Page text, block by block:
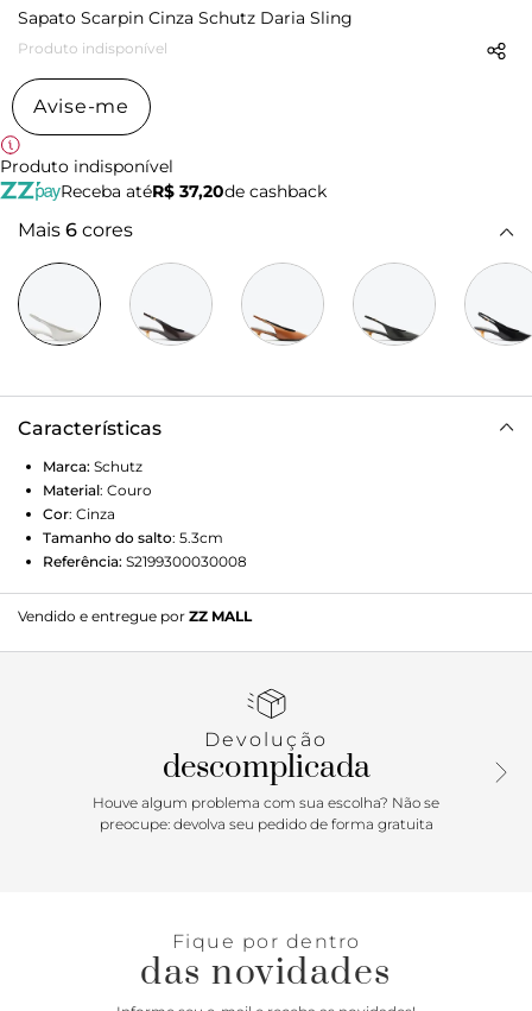
Sapato Scarpin Cinza Schutz Daria Sling
Produto indisponível
Avise-me
Produto indisponível
Receba atéR$ 37,20de cashback
Mais 6 cores
Características
Marca: Schutz
Material: Couro
Cor: Cinza
Tamanho do salto: 5.3cm
Referência: S2199300030008
Vendido e entregue por ZZ MALL
Devolução
descomplicada
Houve algum problema com sua escolha? Não se
preocupe: devolva seu pedido de forma gratuita
Fique por dentro
das novidades